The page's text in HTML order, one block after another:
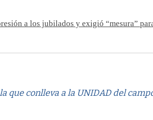
a los jubilados y exigió “mesura”
que conlleva a la UNIDAD del